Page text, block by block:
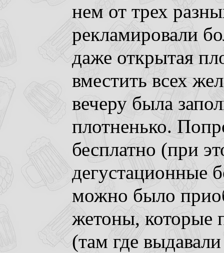
нем от трех
рекламировали
даже открытая
вместить всех
вечеру была
плотненько.
бесплатно (при
дегустационные
можно было
жетоны, которые
(там где